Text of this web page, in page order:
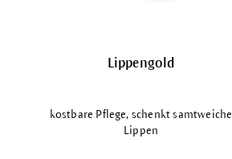
Lippengold
kostbare Pflege, schenkt samtweiche
Lippen